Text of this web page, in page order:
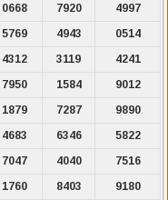
0668 7920
4997
5769 4943
0514
4312 3119
4241
7950 1584
9012
1879 7287
9890
4683 6346
5822
7047 4040
7516
1760 8403
9180